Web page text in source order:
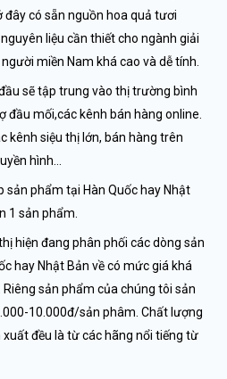
có sẵn nguồn hoa quả tươi
liệu cần thiết cho ngành giải
miền Nam khá cao và dễ tính.
sẽ tập trung vào thị trường bình
đầu mối,các kênh bán hàng online.
kênh siệu thị lớn, bán hàng trên
hình…
sản phẩm tại Hàn Quốc hay Nhật
1 sản phẩm.
hiện đang phân phối các dòng sản
hay Nhật Bản về có mức giá khá
sản phẩm của chúng tôi sản
10.000đ/sản phâm. Chất lượng
đều là từ các hãng nổi tiếng từ